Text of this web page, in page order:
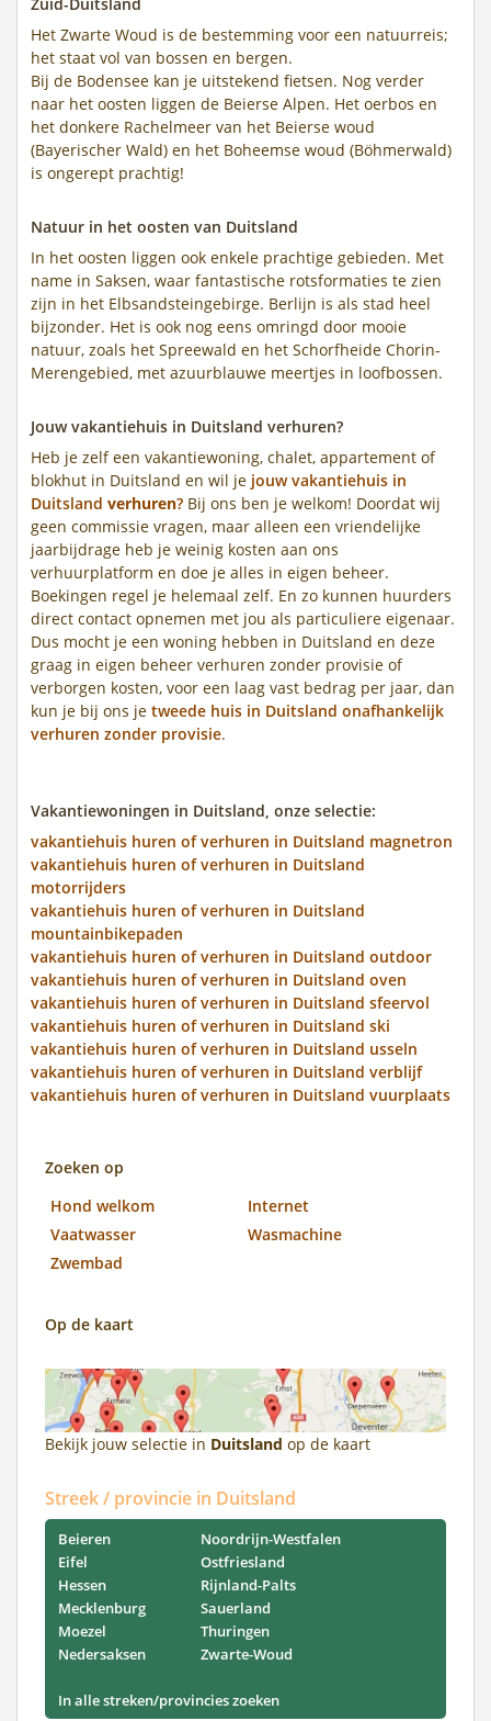
Het Zwarte Woud is de bestemming voor een natuurreis;
het staat vol van bossen en bergen.
Bij de Bodensee kan je uitstekend fietsen. Nog verder
naar het oosten liggen de Beierse Alpen. Het oerbos en
het donkere Rachelmeer van het Beierse woud
(Bayerischer Wald) en het Boheemse woud (Böhmerwald)
is ongerept prachtig!
Natuur in het oosten van Duitsland
In het oosten liggen ook enkele prachtige gebieden. Met
name in Saksen, waar fantastische rotsformaties te zien
zijn in het Elbsandsteingebirge. Berlijn is als stad heel
bijzonder. Het is ook nog eens omringd door mooie
natuur, zoals het Spreewald en het Schorfheide Chorin-
Merengebied, met azuurblauwe meertjes in loofbossen.
Jouw vakantiehuis in Duitsland verhuren?
Heb je zelf een vakantiewoning, chalet, appartement of
blokhut in Duitsland en wil je jouw vakantiehuis in
Duitsland verhuren? Bij ons ben je welkom! Doordat wij
geen commissie vragen, maar alleen een vriendelijke
jaarbijdrage heb je weinig kosten aan ons
verhuurplatform en doe je alles in eigen beheer.
Boekingen regel je helemaal zelf. En zo kunnen huurders
direct contact opnemen met jou als particuliere eigenaar.
Dus mocht je een woning hebben in Duitsland en deze
graag in eigen beheer verhuren zonder provisie of
verborgen kosten, voor een laag vast bedrag per jaar, dan
kun je bij ons je tweede huis in Duitsland onafhankelijk
verhuren zonder provisie.
Vakantiewoningen in Duitsland, onze selectie:
vakantiehuis huren of verhuren in Duitsland magnetron
vakantiehuis huren of verhuren in Duitsland
motorrijders
vakantiehuis huren of verhuren in Duitsland
mountainbikepaden
vakantiehuis huren of verhuren in Duitsland outdoor
vakantiehuis huren of verhuren in Duitsland oven
vakantiehuis huren of verhuren in Duitsland sfeervol
vakantiehuis huren of verhuren in Duitsland ski
vakantiehuis huren of verhuren in Duitsland usseln
vakantiehuis huren of verhuren in Duitsland verblijf
vakantiehuis huren of verhuren in Duitsland vuurplaats
Zoeken op
Hond welkom
Internet
Vaatwasser
Wasmachine
Zwembad
Op de kaart
Bekijk jouw selectie in Duitsland op de kaart
Streek / provincie in Duitsland
Beieren
Eifel
Hessen
Mecklenburg
Moezel
Nedersaksen
Noordrijn-Westfalen
Ostfriesland
Rijnland-Palts
Sauerland
Thuringen
Zwarte-Woud
In alle streken/provincies zoeken